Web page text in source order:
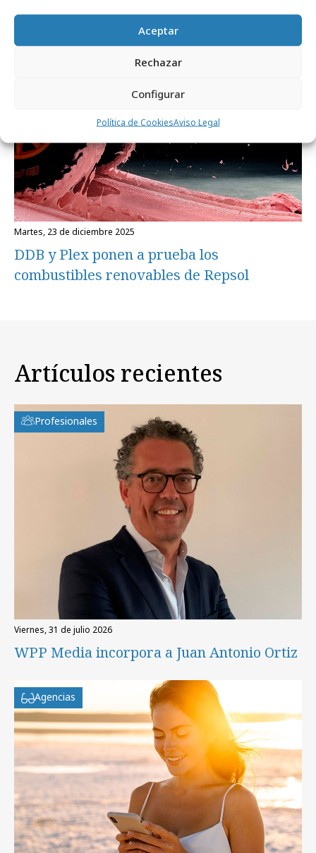
Aceptar
Rechazar
Configurar
Política de CookiesAviso Legal
TBWA y DDB se integran en una nueva
TBWA en España
martes, 23 de diciembre 2025
DDB y Plex ponen a prueba los
combustibles renovables de Repsol
Artículos recientes
Profesionales
viernes, 31 de julio 2026
WPP Media incorpora a Juan Antonio Ortiz
Agencias